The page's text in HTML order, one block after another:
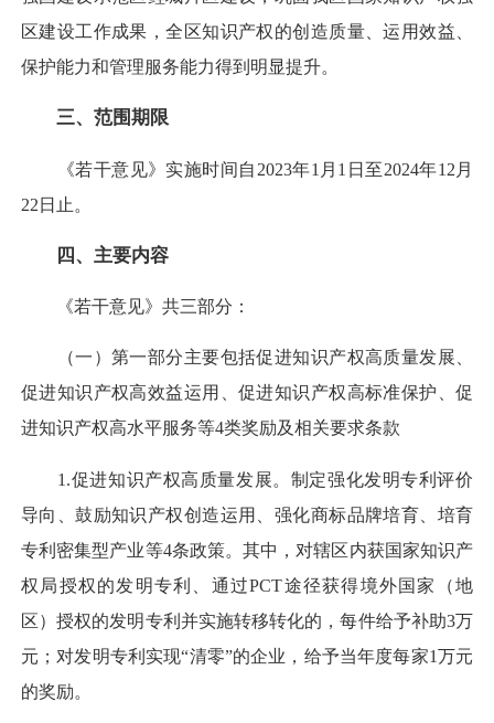
区建设工作成果，全区知识产权的创造质量、运用效益、
保护能力和管理服务能力得到明显提升。
三、范围期限
《若干意见》实施时间自2023年1月1日至2024年12月
22日止。
四、主要内容
《若干意见》共三部分：
（一）第一部分主要包括促进知识产权高质量发展、
促进知识产权高效益运用、促进知识产权高标准保护、促
进知识产权高水平服务等4类奖励及相关要求条款
1.促进知识产权高质量发展。制定强化发明专利评价
导向、鼓励知识产权创造运用、强化商标品牌培育、培育
专利密集型产业等4条政策。其中，对辖区内获国家知识产
权局授权的发明专利、通过PCT途径获得境外国家（地
区）授权的发明专利并实施转移转化的，每件给予补助3万
元；对发明专利实现“清零”的企业，给予当年度每家1万元
的奖励。